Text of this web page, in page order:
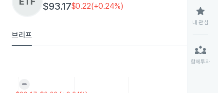
$93.17$0.22(+0.24%)
브리프
star
내 관심
partner_exchange
함께투자